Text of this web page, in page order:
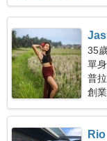
35
單
普
創
Rio